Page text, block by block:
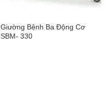
Giường Bệnh Ba Động Cơ
SBM- 330